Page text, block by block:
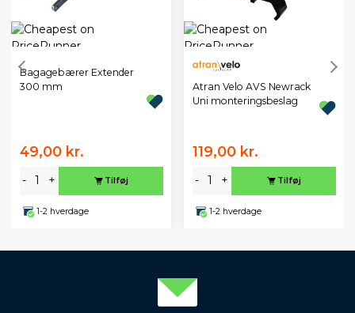
Bagagebærer Extender
300 mm
49,00 kr.
- + Tilføj
1-2 hverdage
Atran Velo AVS Newrack
Uni monteringsbeslag
119,00 kr.
- + Tilføj
1-2 hverdage